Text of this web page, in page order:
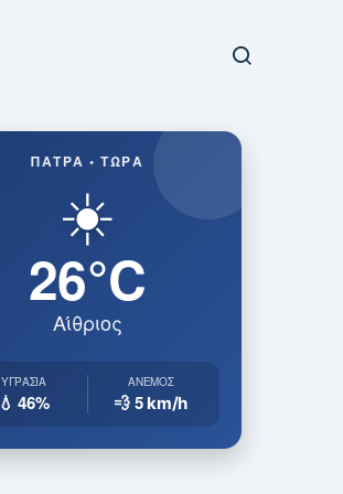
ΠΆΤΡΑ • ΤΏΡΑ
☀️
26°C
Αίθριος
ΥΓΡΑΣΊΑ
💧 46%
ΆΝΕΜΟΣ
💨 5km/h